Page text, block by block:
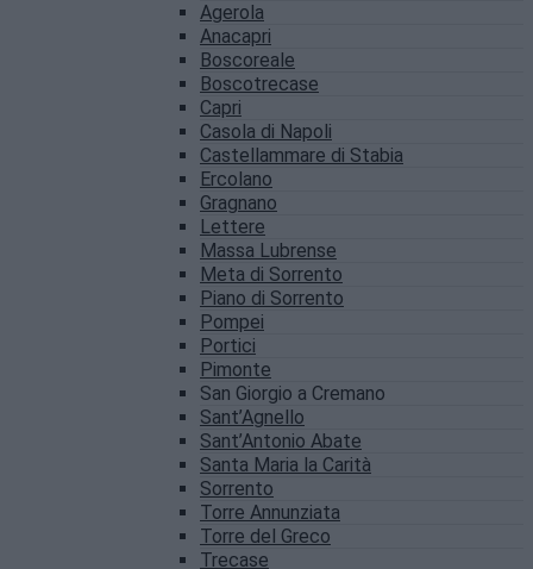
Agerola
Anacapri
Boscoreale
Boscotrecase
Capri
Casola di Napoli
Castellammare di Stabia
Ercolano
Gragnano
Lettere
Massa Lubrense
Meta di Sorrento
Piano di Sorrento
Pompei
Portici
Pimonte
San Giorgio a Cremano
Sant’Agnello
Sant’Antonio Abate
Santa Maria la Carità
Sorrento
Torre Annunziata
Torre del Greco
Trecase